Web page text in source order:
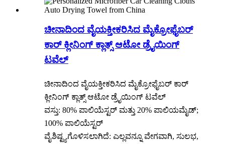
ಚೀನಾದಿಂದ ವೈಯಕ್ತೀಕರಿಸಿದ ಮೈಕ್ರೋಫೈಬರ್
ಕಾರ್ ಕ್ಲೀನಿಂಗ್ ಕ್ಲಾತ್ಸ್ ಆಟೋ ಡ್ರೈಯಿಂಗ್
ಟವೆಲ್
ಚೀನಾದಿಂದ ವೈಯಕ್ತೀಕರಿಸಿದ ಮೈಕ್ರೋಫೈಬರ್ ಕಾರ್
ಕ್ಲೀನಿಂಗ್ ಕ್ಲಾತ್ಸ್ ಆಟೋ ಡ್ರೈಯಿಂಗ್ ಟವೆಲ್
ವಸ್ತು: 80% ಪಾಲಿಯೆಸ್ಟರ್ ಮತ್ತು 20% ಪಾಲಿಯಮೈಡ್;
100% ಪಾಲಿಯೆಸ್ಟರ್
ವೈಶಿಷ್ಟ್ಯಗೊಳಿಸಲಾಗಿದೆ: ಎಲ್ಲವನ್ನೂ ವೇಗವಾಗಿ, ಸುಲಭ,